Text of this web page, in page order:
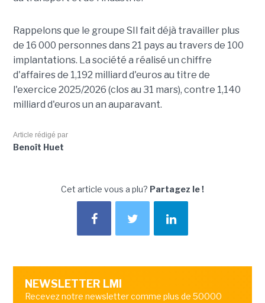
Rappelons que le groupe SII fait déjà travailler plus
de 16 000 personnes dans 21 pays au travers de 100
implantations. La société a réalisé un chiffre
d'affaires de 1,192 milliard d'euros au titre de
l'exercice 2025/2026 (clos au 31 mars), contre 1,140
milliard d'euros un an auparavant.
Article rédigé par
Benoît Huet
Cet article vous a plu? Partagez le !
NEWSLETTER LMI
Recevez notre newsletter comme plus de 50000